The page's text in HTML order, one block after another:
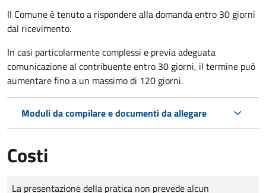
Il Comune è tenuto a rispondere alla domanda entro 30 giorni
dal ricevimento.
In casi particolarmente complessi e previa adeguata
comunicazione al contribuente entro 30 giorni, il termine può
aumentare fino a un massimo di 120 giorni.
Moduli da compilare e documenti da allegare
Costi
Tipo di pagamento
Importo
La presentazione della pratica non prevede alcun